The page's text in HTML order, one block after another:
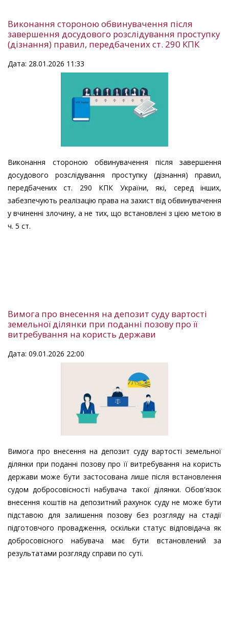
Виконання стороною обвинувачення після
завершення досудового розслідування проступку
(дізнання) правил, передбачених ст. 290 КПК
Дата: 28.01.2026 11:33
Виконання стороною обвинувачення після завершення
досудового розслідування проступку (дізнання) правил,
передбачених ст. 290 КПК України, які, серед інших,
забезпечують реалізацію права на захист від обвинувачення
у вчиненні злочину, а не тих, що встановлені з цією метою в
ч. 5 ст.
Вимога про внесення на депозит суду вартості
земельної ділянки при поданні позову про її
витребування на користь держави
Дата: 09.01.2026 22:00
Вимога про внесення на депозит суду вартості земельної
ділянки при поданні позову про її витребування на користь
держави може бути застосована лише після встановлення
судом добросовісності набувача такої ділянки. Обов'язок
внесення коштів на депозитний рахунок суду не може бути
підставою для залишення позову без розгляду на стадії
підготовчого провадження, оскільки статус відповідача як
добросовісного набувача має бути встановлений за
результатами розгляду справи по суті.